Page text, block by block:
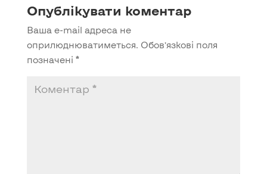
Опублікувати коментар
Ваша e-mail адреса не
оприлюднюватиметься. Обов’язкові поля
позначені *